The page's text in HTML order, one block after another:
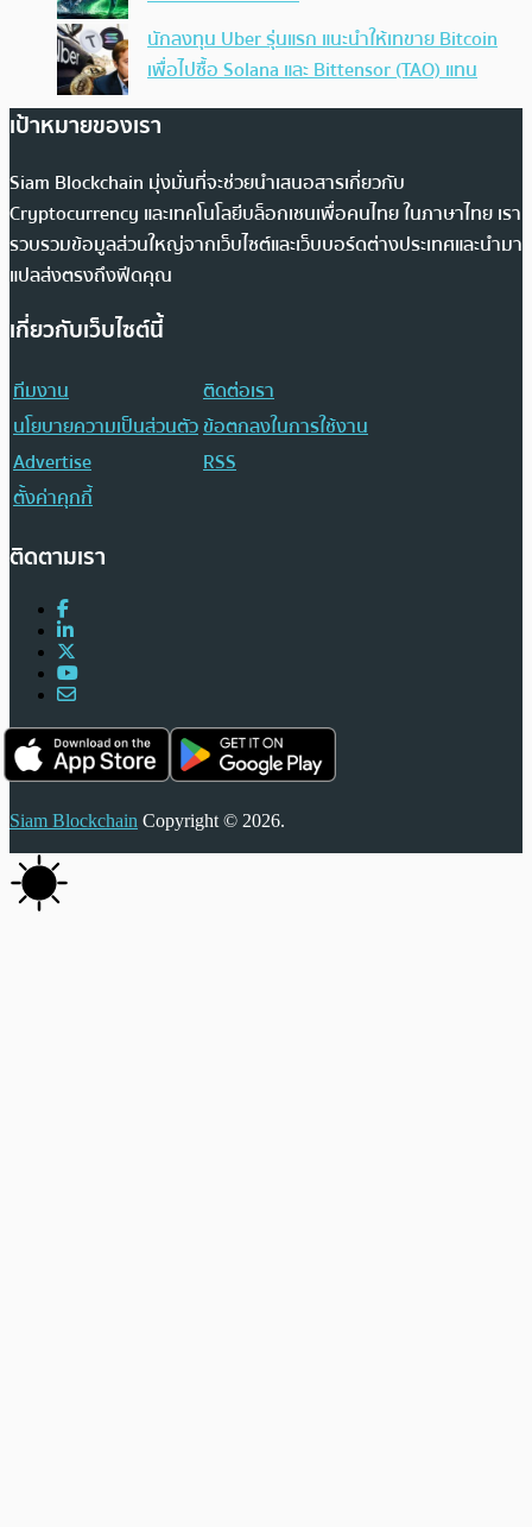
นักลงทุน Uber รุ่นแรก แนะนำให้เทขาย Bitcoin
เพื่อไปซื้อ Solana และ Bittensor (TAO) แทน
เป้าหมายของเรา
Siam Blockchain มุ่งมั่นที่จะช่วยนำเสนอสารเกี่ยวกับ
Cryptocurrency และเทคโนโลยีบล็อกเชนเพื่อคนไทย ในภาษาไทย เรา
รวบรวมข้อมูลส่วนใหญ่จากเว็บไซต์และเว็บบอร์ดต่างประเทศและนำมา
แปลส่งตรงถึงฟีดคุณ
เกี่ยวกับเว็บไซต์นี้
ทีมงาน
ติดต่อเรา
นโยบายความเป็นส่วนตัวข้อตกลงในการใช้งาน
Advertise
RSS
ตั้งค่าคุกกี้
ติดตามเรา
Siam Blockchain Copyright © 2026.